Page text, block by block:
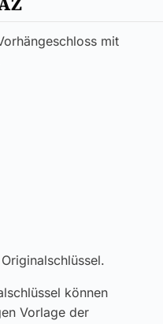
mit
können
Vorlage der